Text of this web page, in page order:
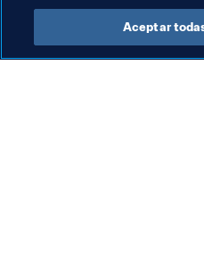
Aceptar